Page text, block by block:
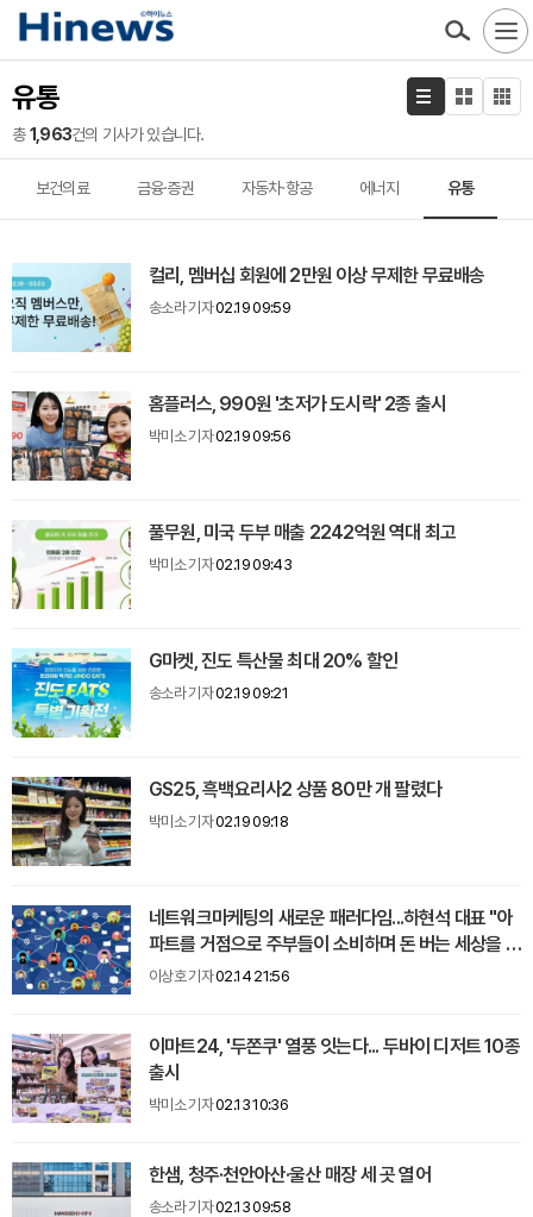
유통
총1,963건의 기사가 있습니다.
보건의료 금융·증권 자동차·항공 에너지 유통
컬리, 멤버십 회원에 2만원 이상 무제한 무료배송
송소라 기자02.19 09:59
홈플러스, 990원 '초저가 도시락' 2종 출시
박미소 기자02.19 09:56
풀무원, 미국 두부 매출 2242억원 역대 최고
박미소 기자02.19 09:43
G마켓, 진도 특산물 최대 20% 할인
송소라 기자02.19 09:21
GS25, 흑백요리사2 상품 80만 개 팔렸다
박미소 기자02.19 09:18
네트워크마케팅의 새로운 패러다임...하현석 대표 "아
파트를 거점으로 주부들이 소비하며 돈 버는 세상을 만
들 것"
이상호 기자02.14 21:56
이마트24, '두쫀쿠' 열풍 잇는다... 두바이 디저트 10종
출시
박미소 기자02.13 10:36
한샘, 청주·천안아산·울산 매장 세 곳 열어
송소라 기자02.13 09:58